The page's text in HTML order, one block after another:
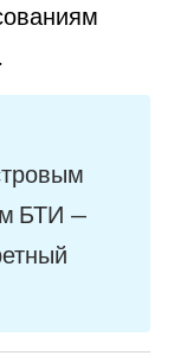
БТИ —